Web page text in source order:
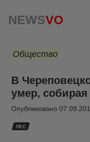
NEWSVO
Общество
В
умер,
Опубликовано
ЛЕС